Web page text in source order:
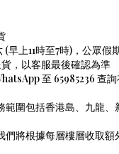
(早上11時至7時)，公眾假
貨，以客服最後確認為準
至 65985236 查
範圍包括香港島、九龍
們將根據每層樓層收取